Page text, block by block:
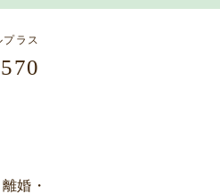
婚・
ラス